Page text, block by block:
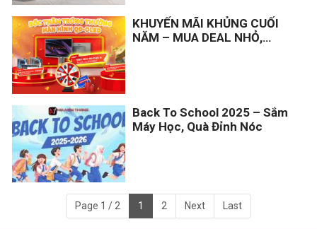
KHUYẾN MÃI KHỦNG CUỐI
NĂM – MUA DEAL NHỎ,
Back To School 2025 – Sắm
Máy Học, Quà Đỉnh Nóc
Page 1 / 2 1 2 Next Last